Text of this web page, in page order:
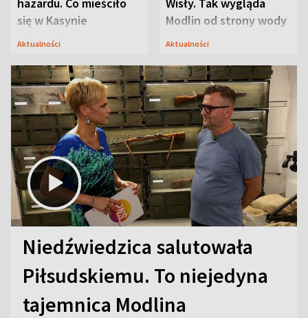
się w Kasynie
Oficerskim?
Aktualności
Modlin od strony wody
Aktualności
Niedźwiedzica salutowała
Piłsudskiemu. To niejedyna
tajemnica Modlina